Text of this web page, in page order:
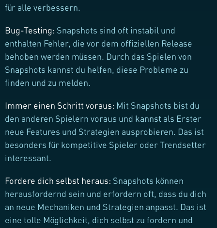
für alle verbessern.
Bug-Testing: Snapshots sind oft instabil und
enthalten Fehler, die vor dem offiziellen Release
behoben werden müssen. Durch das Spielen von
Snapshots kannst du helfen, diese Probleme zu
finden und zu melden.
Immer einen Schritt voraus: Mit Snapshots bist du
den anderen Spielern voraus und kannst als Erster
neue Features und Strategien ausprobieren. Das ist
besonders für kompetitive Spieler oder Trendsetter
interessant.
Fordere dich selbst heraus: Snapshots können
herausfordernd sein und erfordern oft, dass du dich
an neue Mechaniken und Strategien anpasst. Das ist
eine tolle Möglichkeit, dich selbst zu fordern und